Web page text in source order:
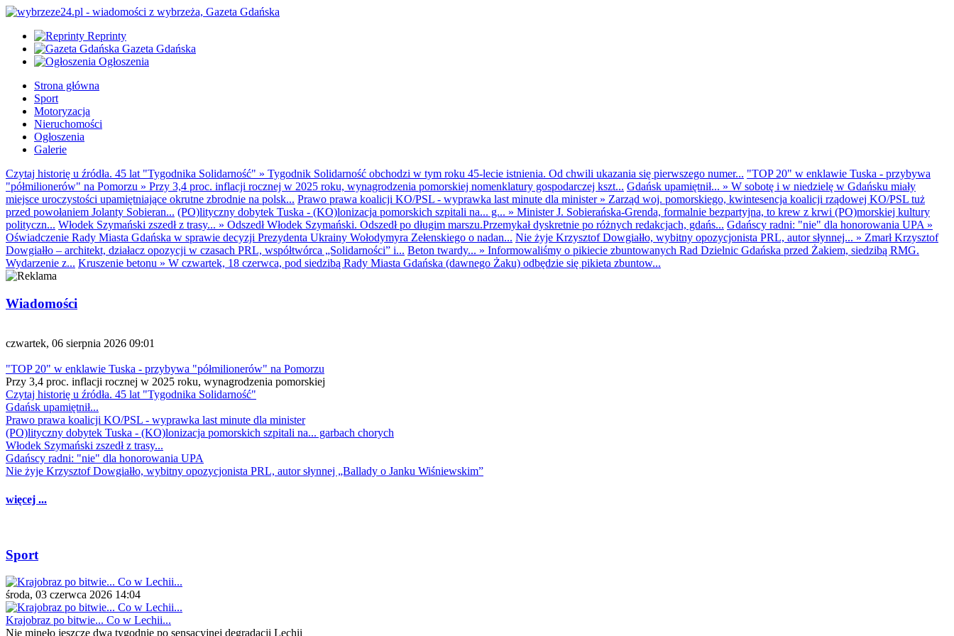
Reprinty
Gazeta Gdańska
Ogłoszenia
Strona główna
Sport
Motoryzacja
Nieruchomości
Ogłoszenia
Galerie
Czytaj historię u źródła. 45 lat "Tygodnika Solidarność" » Tygodnik Solidarność obchodzi w tym roku 45-lecie istnienia. Od chwili ukazania się pierwszego numer... "TOP 20" w enklawie Tuska - przybywa
"półmilionerów" na Pomorzu » Przy 3,4 proc. inflacji rocznej w 2025 roku, wynagrodzenia pomorskiej nomenklatury gospodarczej kszt... Gdańsk upamiętnił... » W sobotę i w niedzielę w Gdańsku miały
miejsce uroczystości upamiętniające okrutne zbrodnie na polsk... Prawo prawa koalicji KO/PSL - wyprawka last minute dla minister» Zarząd woj. pomorskiego, kwintesencja koalicji rządowej KO/PSL tuż
przed powołaniem Jolanty Sobieran... (PO)lityczny dobytek Tuska - (KO)lonizacja pomorskich szpitali na... g... » Minister J. Sobierańska-Grenda, formalnie bezpartyjna, to krew z krwi (PO)morskiej kultury
polityczn... Włodek Szymański zszedł z trasy... » Odszedł Włodek Szymański. Odszedł po długim marszu.Przemykał dyskretnie po różnych redakcjach, gdańs... Gdańscy radni: "nie" dla honorowania UPA »
Oświadczenie Rady Miasta Gdańska w sprawie decyzji Prezydenta Ukrainy Wołodymyra Zełenskiego o nadan... Nie żyje Krzysztof Dowgiałło, wybitny opozycjonista PRL, autor słynnej... » Zmarł Krzysztof
Dowgiałło – architekt, działacz opozycji w czasach PRL, współtwórca „Solidarności” i... Beton twardy... » Informowaliśmy o pikiecie zbuntowanych Rad Dzielnic Gdańska przed Żakiem, siedzibą RMG.
Wydarzenie z... Kruszenie betonu » W czwartek, 18 czerwca, pod siedzibą Rady Miasta Gdańska (dawnego Żaku) odbędzie się pikieta zbuntow...
Wiadomości
czwartek, 06 sierpnia 2026 09:01
"TOP 20" w enklawie Tuska - przybywa "półmilionerów" na Pomorzu
Przy 3,4 proc. inflacji rocznej w 2025 roku, wynagrodzenia pomorskiej
Czytaj historię u źródła. 45 lat "Tygodnika Solidarność"
Gdańsk upamiętnił...
Prawo prawa koalicji KO/PSL - wyprawka last minute dla minister
(PO)lityczny dobytek Tuska - (KO)lonizacja pomorskich szpitali na... garbach chorych
Włodek Szymański zszedł z trasy...
Gdańscy radni: "nie" dla honorowania UPA
Nie żyje Krzysztof Dowgiałło, wybitny opozycjonista PRL, autor słynnej „Ballady o Janku Wiśniewskim”
więcej ...
Sport
środa, 03 czerwca 2026 14:04
Krajobraz po bitwie... Co w Lechii...
Nie minęło jeszcze dwa tygodnie po sensacyjnej degradacji Lechii